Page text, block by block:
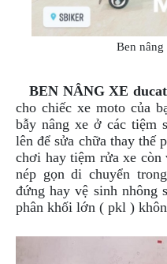
MOTO
BALO
TÚI
ĐEO
GIVI
GIÀY
MOTO
ÁO
Ben
BEN NÂNG XE
cho chiếc xe moto của
bẫy nâng xe ở các tiệm
lên để sửa chữa thay thế
chơi hay tiệm rửa xe
nép gọn di chuyển
đứng hay vệ sinh nhông
phân khối lớn ( pkl )